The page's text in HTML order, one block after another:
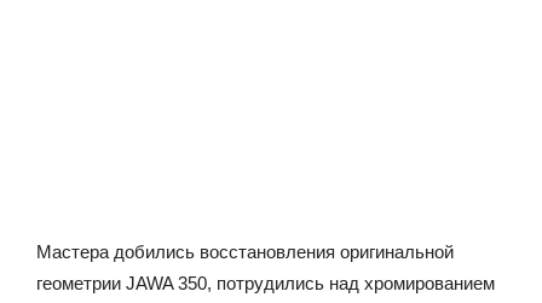
Мастера добились восстановления оригинальной
геометрии JAWA 350, потрудились над хромированием